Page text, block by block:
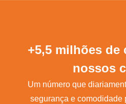
+5,5 milhões de
nossos
Um número que
segurança e comodidade